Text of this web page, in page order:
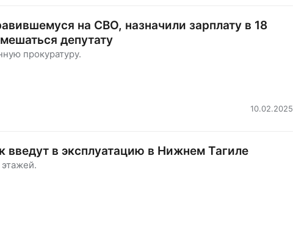
на СВО, назначили зарплату в 18
депутату
прокуратуру.
10.02.2025
введут в эксплуатацию в Нижнем Тагиле